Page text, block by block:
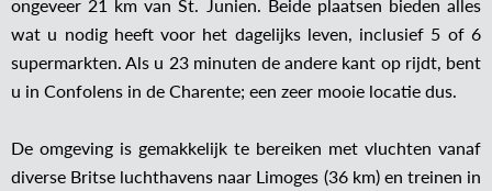
wat u nodig heeft voor het dagelijks leven, inclusief 5 of 6
supermarkten. Als u 23 minuten de andere kant op rijdt, bent
u in Confolens in de Charente; een zeer mooie locatie dus.
De omgeving is gemakkelijk te bereiken met vluchten vanaf
diverse Britse luchthavens naar Limoges (36 km) en treinen in